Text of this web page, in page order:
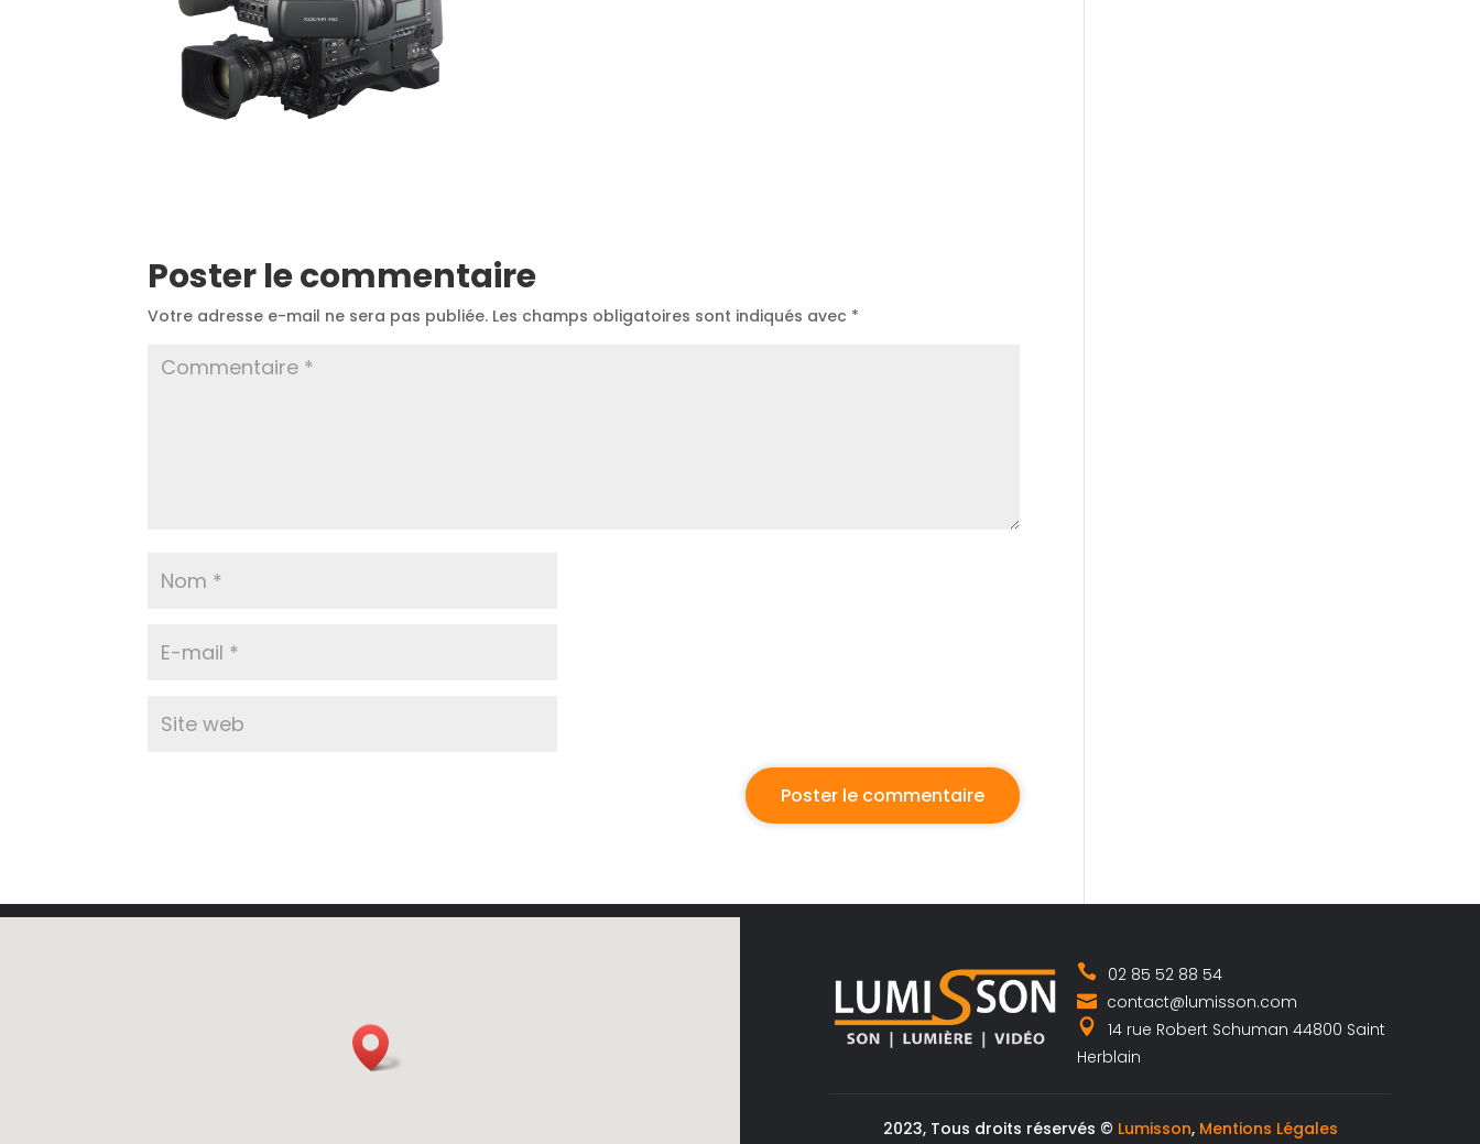
Poster le commentaire
Votre adresse e-mail ne sera pas publiée. Les champs obligatoires sont indiqués avec *
02 85 52 88 54
contact@lumisson.com
14 rue Robert Schuman 44800 Saint
Herblain
2023, Tous droits réservés © Lumisson, Mentions Légales